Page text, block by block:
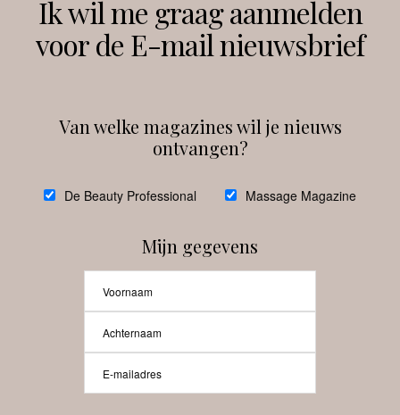
Instagram Facebook
debeautyprofessional
Beauty-Pro.nl
Ik wil me graag aanmelden
voor de E-mail nieuwsbrief
Van welke magazines wil je nieuws
ontvangen?
De Beauty Professional Massage Magazine
Mijn gegevens